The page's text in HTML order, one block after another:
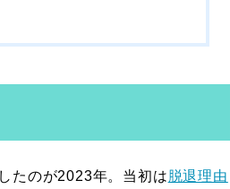
たのが2023年。当初は脱退理由